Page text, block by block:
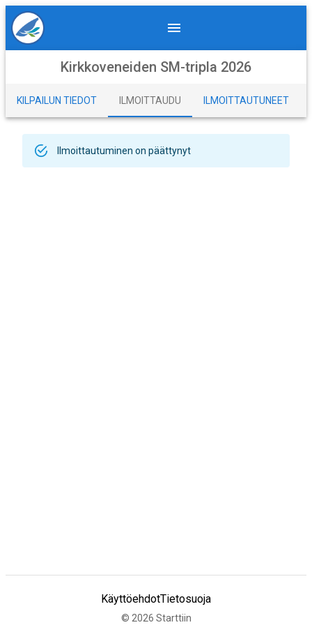
Kirkkoveneiden SM-tripla 2026
KILPAILUN TIEDOT ILMOITTAUDU ILMOITTAUTUNEET
Ilmoittautuminen on päättynyt
KäyttöehdotTietosuoja
© 2026 Starttiin